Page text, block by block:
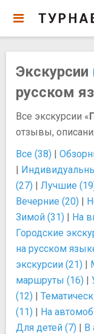
Экскурсии
русском
Все экскурсии «
отзывы,
Все (38) |
|
(27) | Лучшие
Вечерние (20) |
Зимой (31) | На
Городские
на русском
экскурсии (21) |
маршруты (16) |
(12) |
(11) | На
Для детей (7) | В